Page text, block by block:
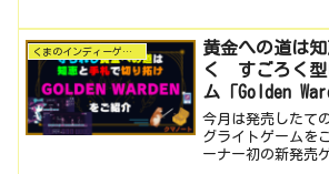
いうわけで今回紹
Yasuke Simulator
たハード...
くまのインディーゲーム探訪
黄金への道は
く すごろく型
ム「Golden
月１インディ
今月は発売したて
グライトゲームを
ーナー初の新発売